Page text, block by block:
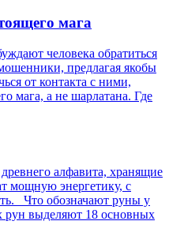
мага
человека обратиться
предлагая якобы
от контакта с ними,
мага, а не шарлатана. Где
алфавита, хранящие
мощную энергетику, с
Что обозначают руны у
рун выделяют 18 основных